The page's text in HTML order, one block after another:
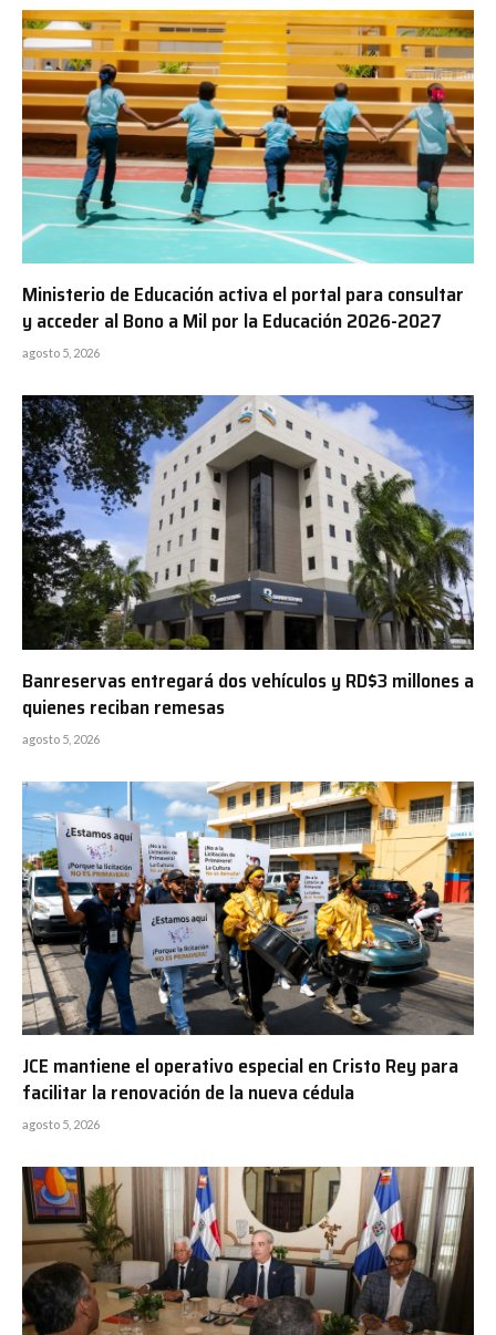
Ministerio de Educación activa el portal para consultar
y acceder al Bono a Mil por la Educación 2026-2027
agosto 5, 2026
Banreservas entregará dos vehículos y RD$3 millones a
quienes reciban remesas
agosto 5, 2026
JCE mantiene el operativo especial en Cristo Rey para
facilitar la renovación de la nueva cédula
agosto 5, 2026